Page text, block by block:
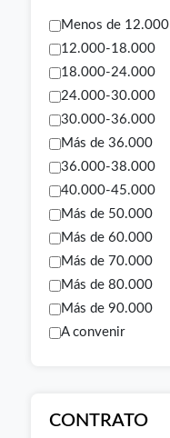
Menos de 12.000
12.000-18.000
18.000-24.000
24.000-30.000
30.000-36.000
Más de 36.000
36.000-38.000
40.000-45.000
Más de 50.000
Más de 60.000
Más de 70.000
Más de 80.000
Más de 90.000
A convenir
CONTRATO